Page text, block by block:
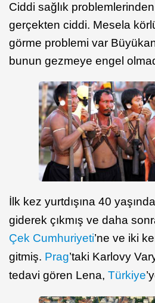
Ciddi sağlık problemlerinden
gerçekten ciddi. Mesela
görme problemi var
bunun gezmeye engel
İlk kez yurtdışına 40
giderek çıkmış ve daha
Çek Cumhuriyeti’ne ve iki
gitmiş. Prag’taki Karlovy
tedavi gören Lena, Türkiye